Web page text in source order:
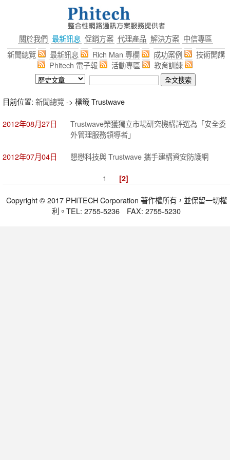
關於我們 最新訊息 促銷方案 代理產品 解決方案 中信專區
新聞總覽
最新訊息 Rich Man 專欄 成功案例
技術開講
Phitech 電子報
活動專區 教育訓練
目前位置: 新聞總覽-> 標籤 Trustwave
2012年08月27日
Trustwave榮獲獨立市場研究機構評選為「安全委
外管理服務領導者」
2012年07月04日 懇懋科技與 Trustwave 攜手建構資安防護網
1 [2]
Copyright © 2017 PHITECH Corporation 著作權所有，並保留一切權
利。TEL: 2755-5236 FAX: 2755-5230